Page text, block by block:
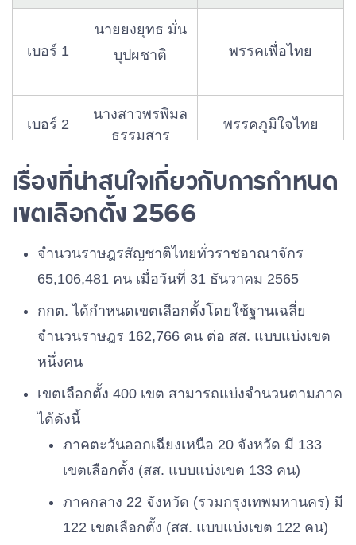
เบอร์ 8
วรรณ์
พรรคเพื่อไทย
พันจ่าอากาศเอก
เบอร์ 10
นายปฏิวัติ
พิจารณ์
พรรคประชาธิปไตย
เบอร์ 11
นาวาอากาศเอ
กอรงค์กฏ พันธ์
ดารา
เบอร์ 12
นายบุญชู มุข
ประดับ
พรรคไทยภักดี
เบอร์ 1
นายยงยุทธ มั่น
บุปผชาติ
พรรคเพื่อไทย
เบอร์ 2
นางสาวพรพิมล
ธรรมสาร
พรรคภูมิใจไทย
เบอร์ 3
นายพลวัฒน์ จัน
พรรคเสรีรวมไทย
เบอร์ 4
มา
พรรคประชาธิปัตย์
เบอร์ 5
สายยงค์
ใหม่
เบอร์ 6
เบอร์ 7
ปัทมผดุงศักดิ์
นางสาวกฤษณา
วงศ์คำ
พรรคพลังประชารัฐ
นายอธิวัฒน์
พรรครวมไทยสร้าง
เรื่องที่น่าสนใจเกี่ยวกับการกำหนด
เขตเลือกตั้ง 2566
จำนวนราษฎรสัญชาติไทยทั่วราชอาณาจักร
65,106,481 คน เมื่อวันที่ 31 ธันวาคม 2565
กกต. ได้กำหนดเขตเลือกตั้งโดยใช้ฐานเฉลี่ย
จำนวนราษฎร 162,766 คน ต่อ สส. แบบแบ่งเขต
หนึ่งคน
เขตเลือกตั้ง 400 เขต สามารถแบ่งจำนวนตามภาค
ได้ดังนี้
ภาคตะวันออกเฉียงเหนือ 20 จังหวัด มี 133
เขตเลือกตั้ง (สส. แบบแบ่งเขต 133 คน)
ภาคกลาง 22 จังหวัด (รวมกรุงเทพมหานคร) มี
122 เขตเลือกตั้ง (สส. แบบแบ่งเขต 122 คน)